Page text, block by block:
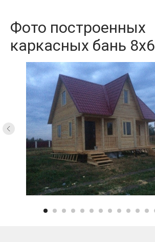
Фото построенных
каркасных бань 8х6